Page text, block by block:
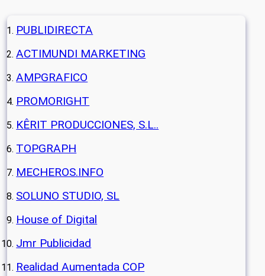
PUBLIDIRECTA
ACTIMUNDI MARKETING
AMPGRAFICO
PROMORIGHT
KÊRIT PRODUCCIONES, S.L..
TOPGRAPH
MECHEROS.INFO
SOLUNO STUDIO, SL
House of Digital
Jmr Publicidad
Realidad Aumentada COP